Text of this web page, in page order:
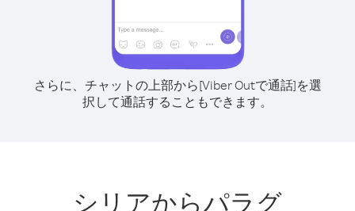
さらに、チャットの上部から[Viber Outで通話]を選
択して通話することもできます。
シリアからパラグ